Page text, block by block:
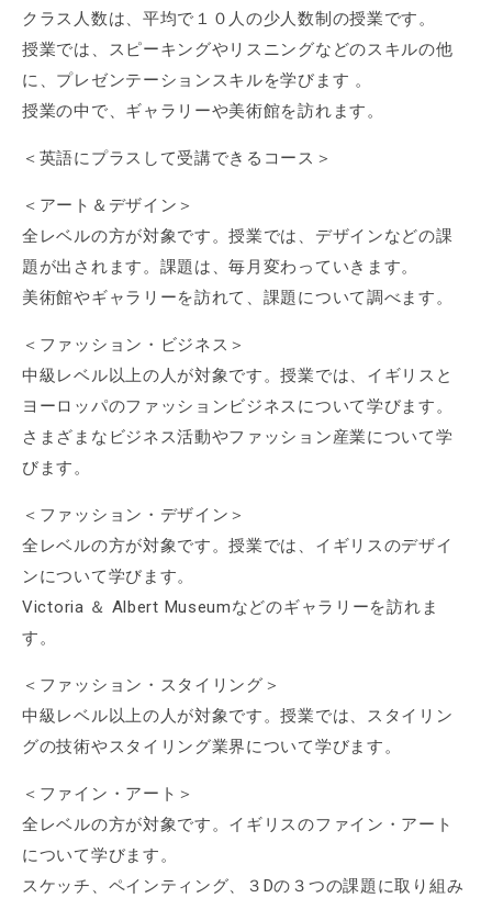
クラス人数は、平均で１０人の少人数制の授業です。
授業では、スピーキングやリスニングなどのスキルの他
に、プレゼンテーションスキルを学びます 。
授業の中で、ギャラリーや美術館を訪れます。
＜英語にプラスして受講できるコース＞
＜アート＆デザイン＞
全レベルの方が対象です。授業では、デザインなどの課
題が出されます。課題は、毎月変わっていきます。
美術館やギャラリーを訪れて、課題について調べます。
＜ファッション・ビジネス＞
中級レベル以上の人が対象です。授業では、イギリスと
ヨーロッパのファッションビジネスについて学びます。
さまざまなビジネス活動やファッション産業について学
びます。
＜ファッション・デザイン＞
全レベルの方が対象です。授業では、イギリスのデザイ
ンについて学びます。
Victoria ＆ Albert Museumなどのギャラリーを訪れま
す。
＜ファッション・スタイリング＞
中級レベル以上の人が対象です。授業では、スタイリン
グの技術やスタイリング業界について学びます。
＜ファイン・アート＞
全レベルの方が対象です。イギリスのファイン・アート
について学びます。
スケッチ、ペインティング、３Dの３つの課題に取り組み